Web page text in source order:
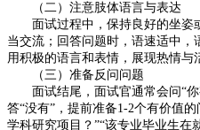
（二）注意肢体语言与表达
面试过程中，保持良好的坐姿
当交流；回答问题时，语速适中
用积极的语言和表情，展现热情与
（三）准备反问问题
面试结尾，面试官通常会问“你
答“没有”，提前准备1-2个有价值
学科研究项目？”“该专业毕业生